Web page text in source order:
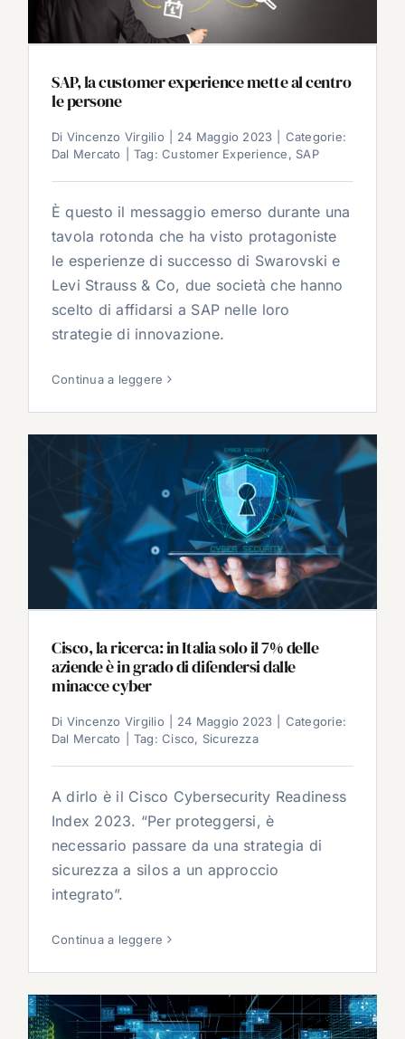
SAP, la customer experience mette al centro
le persone
Di Vincenzo Virgilio 24 Maggio 2023
Categorie:
Dal Mercato
Tag:Customer Experience, SAP
È questo il messaggio emerso durante una
tavola rotonda che ha visto protagoniste
le esperienze di successo di Swarovski e
Levi Strauss & Co, due società che hanno
scelto di affidarsi a SAP nelle loro
strategie di innovazione.
Continua a leggere
Cisco, la ricerca: in Italia solo il 7% delle
aziende è in grado di difendersi dalle
minacce cyber
Di Vincenzo Virgilio 24 Maggio 2023
Categorie:
Dal Mercato
Tag:Cisco, Sicurezza
A dirlo è il Cisco Cybersecurity Readiness
Index 2023. “Per proteggersi, è
necessario passare da una strategia di
sicurezza a silos a un approccio
integrato”.
Continua a leggere